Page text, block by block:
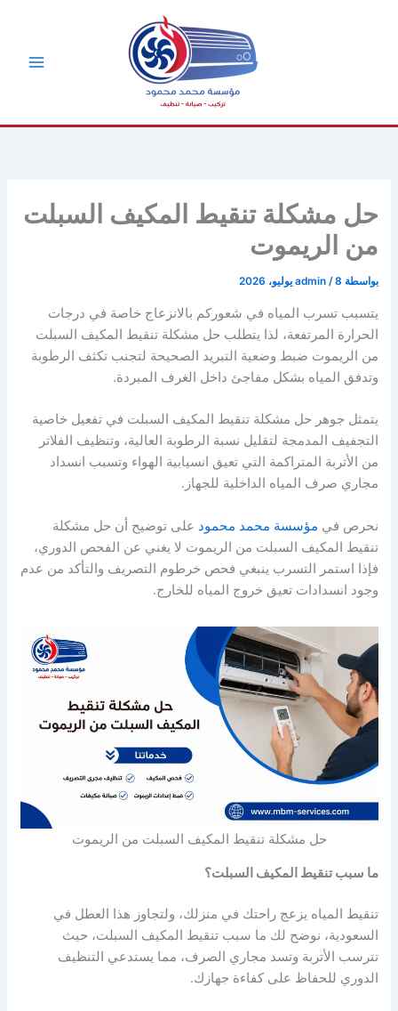
حل مشكلة تنقيط المكيف السبلت
من الريموت
بواسطة admin /8 يوليو، 2026
يتسبب تسرب المياه في شعوركم بالانزعاج خاصة في درجات
الحرارة المرتفعة، لذا يتطلب حل مشكلة تنقيط المكيف السبلت
من الريموت ضبط وضعية التبريد الصحيحة لتجنب تكثف الرطوبة
وتدفق المياه بشكل مفاجئ داخل الغرف المبردة.
يتمثل جوهر حل مشكلة تنقيط المكيف السبلت في تفعيل خاصية
التجفيف المدمجة لتقليل نسبة الرطوبة العالية، وتنظيف الفلاتر
من الأتربة المتراكمة التي تعيق انسيابية الهواء وتسبب انسداد
مجاري صرف المياه الداخلية للجهاز.
نحرص في مؤسسة محمد محمود على توضيح أن حل مشكلة
تنقيط المكيف السبلت من الريموت لا يغني عن الفحص الدوري،
فإذا استمر التسرب ينبغي فحص خرطوم التصريف والتأكد من عدم
وجود انسدادات تعيق خروج المياه للخارج.
حل مشكلة تنقيط المكيف السبلت من الريموت
ما سبب تنقيط المكيف السبلت؟
تنقيط المياه يزعج راحتك في منزلك، ولتجاوز هذا العطل في
السعودية، نوضح لك ما سبب تنقيط المكيف السبلت، حيث
تترسب الأتربة وتسد مجاري الصرف، مما يستدعي التنظيف
الدوري للحفاظ على كفاءة جهازك.